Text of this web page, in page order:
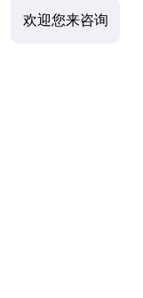
欢迎您来咨询